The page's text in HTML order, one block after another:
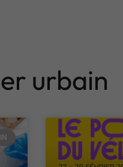
urbain